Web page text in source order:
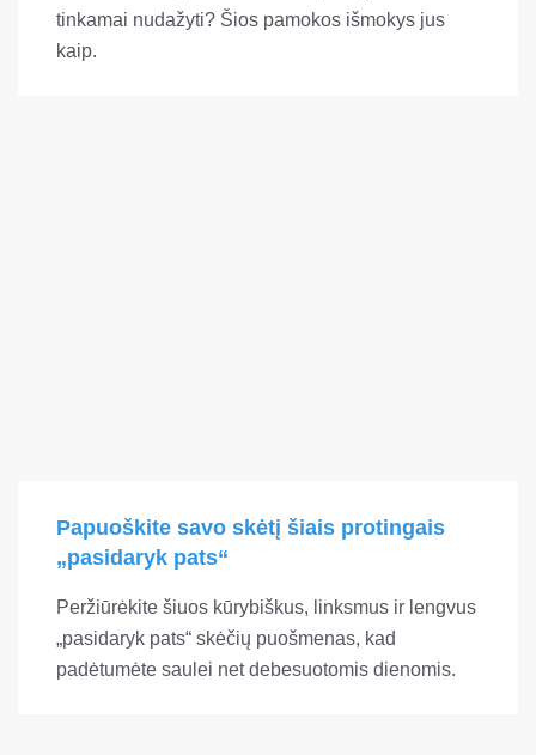
tinkamai nudažyti? Šios pamokos išmokys jus
kaip.
Papuoškite savo skėtį šiais protingais
„pasidaryk pats“
Peržiūrėkite šiuos kūrybiškus, linksmus ir lengvus
„pasidaryk pats“ skėčių puošmenas, kad
padėtumėte saulei net debesuotomis dienomis.